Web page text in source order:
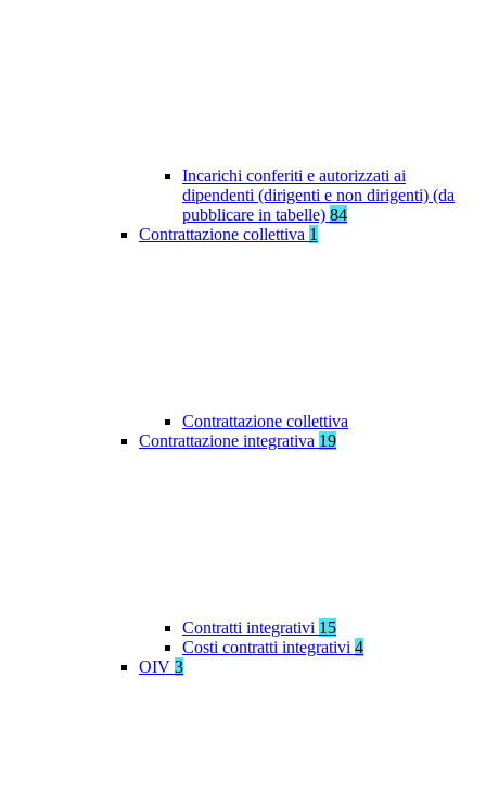
Incarichi conferiti e autorizzati ai
dipendenti (dirigenti e non dirigenti) (da
pubblicare in tabelle) 84
Contrattazione collettiva 1
Contrattazione collettiva
Contrattazione integrativa 19
Contratti integrativi 15
Costi contratti integrativi 4
OIV 3